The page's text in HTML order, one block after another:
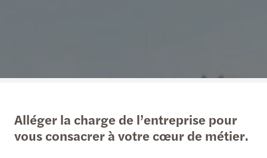
Alléger la charge de l’entreprise pour
vous consacrer à votre cœur de métier.